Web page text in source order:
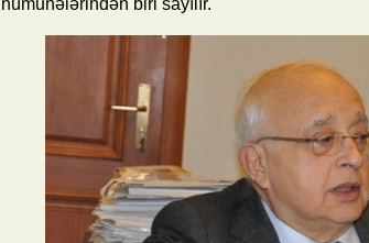
nümunələrindən biri sayılır.